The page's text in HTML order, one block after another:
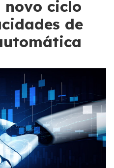
ciclo
de